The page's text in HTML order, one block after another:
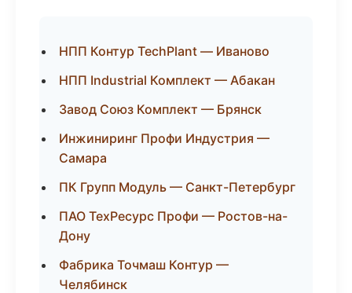
НПП Контур TechPlant — Иваново
НПП Industrial Комплект — Абакан
Завод Союз Комплект — Брянск
Инжиниринг Профи Индустрия —
Самара
ПК Групп Модуль — Санкт-Петербург
ПАО ТехРесурс Профи — Ростов-на-
Дону
Фабрика Точмаш Контур —
Челябинск